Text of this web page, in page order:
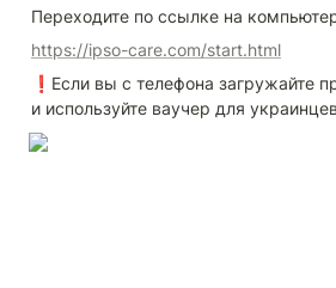
Переходите по ссылке на
https://ipso-care.com/start.html
❗️Если вы с телефона загружайте
и используйте ваучер для